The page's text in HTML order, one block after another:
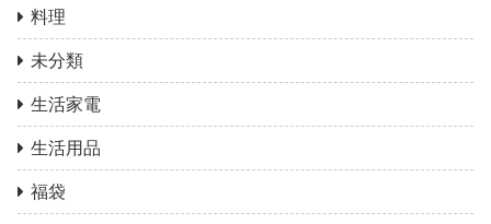
料理
未分類
生活家電
生活用品
福袋